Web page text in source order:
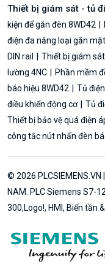
Thiết bị giám sát - tủ
kiện để gắn đèn 8WD42
điện đa năng loại gắn
DIN rail
Thiết bị giám
lường 4NC
Phần mềm
báo hiệu 8WD42
Tủ
điều khiển động cơ
Tủ
Thiết bị bảo vệ quá điện
công tắc nút nhấn đèn
© 2026 PLCSIEMENS.VN
NAM. PLC Siemens S7-
300,Logo!, HMI, Biến tần &